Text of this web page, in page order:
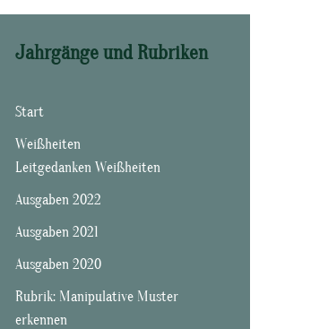
Jahrgänge und Rubriken
Start
Weißheiten
Leitgedanken Weißheiten
Ausgaben 2022
Ausgaben 2021
Ausgaben 2020
Rubrik: Manipulative Muster
erkennen